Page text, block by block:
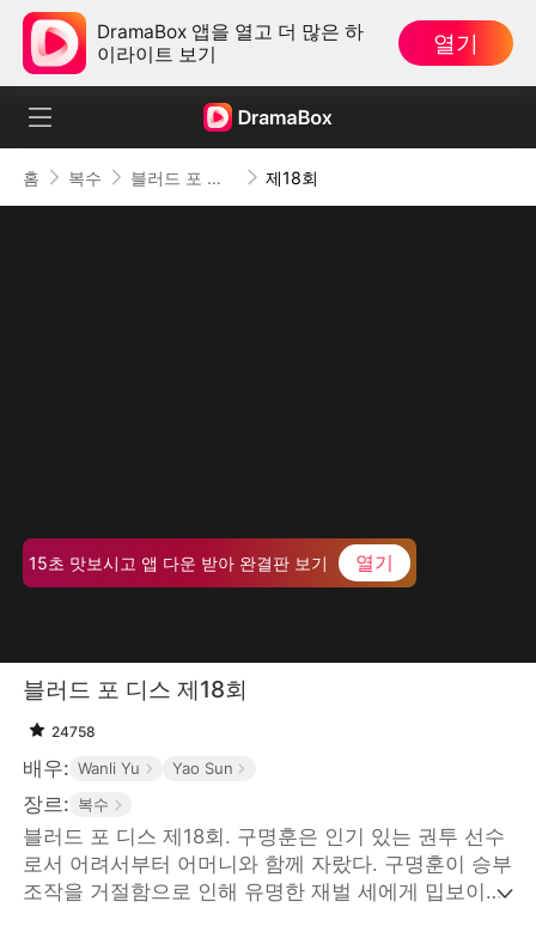
DramaBox 앱을 열고 더 많은 하
이라이트 보기
열기
홈 복수 블러드 포 디스 제18회
15초 맛보시고 앱 다운 받아 완결판 보기 열기
블러드 포 디스 제18회
24758
배우: Wanli Yu Yao Sun
장르: 복수
블러드 포 디스 제18회. 구명훈은 인기 있는 권투 선수
로서 어려서부터 어머니와 함께 자랐다. 구명훈이 승부
조작을 거절함으로 인해 유명한 재벌 세에게 밉보이고